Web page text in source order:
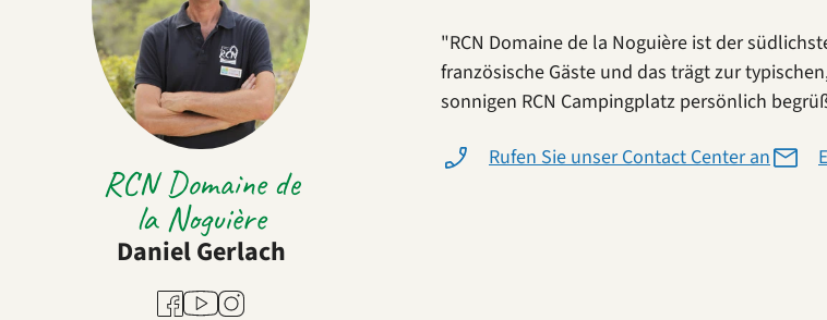
RCN Domaine de
la Noguière
Daniel Gerlach
Facebook
YoutubeInstagram
"RCN Domaine de la Noguière ist der
französische Gäste und das trägt zur
sonnigen RCN Campingplatz persönlich
Rufen Sie unser Contact Center an